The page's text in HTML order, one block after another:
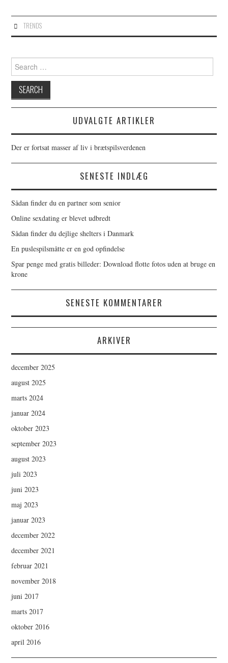
TRENDS
Search
for:
UDVALGTE ARTIKLER
Der er fortsat masser af liv i brætspilsverdenen
SENESTE INDLÆG
Sådan finder du en partner som senior
Online sexdating er blevet udbredt
Sådan finder du dejlige shelters i Danmark
En puslespilsmåtte er en god opfindelse
Spar penge med gratis billeder: Download flotte fotos uden at bruge en
krone
SENESTE KOMMENTARER
ARKIVER
december 2025
august 2025
marts 2024
januar 2024
oktober 2023
september 2023
august 2023
juli 2023
juni 2023
maj 2023
januar 2023
december 2022
december 2021
februar 2021
november 2018
juni 2017
marts 2017
oktober 2016
april 2016